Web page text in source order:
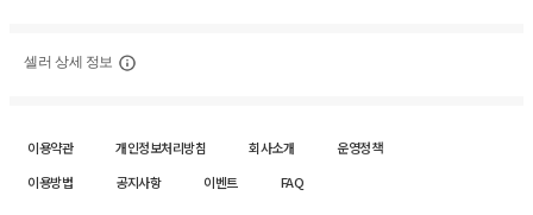
셀러 상세 정보
이용약관 개인정보처리방침 회사소개
운영정책
이용방법
공지사항 이벤트 FAQ